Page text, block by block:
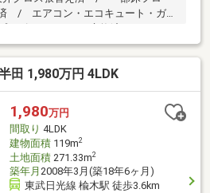
/ エアコン・エコキュート・ガス
田 1,980万円 4LDK
1,980万円
間取り 4LDK
建物面積119m2
土地面積271.33m2
築年月 2008年3月(築18年6ヶ月)
東武日光線 楡木駅 徒歩3.6km